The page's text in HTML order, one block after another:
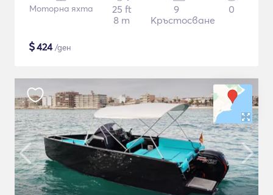
Моторна яхта
25 ft
8 m
9
Кръстосване
0
$424/ден